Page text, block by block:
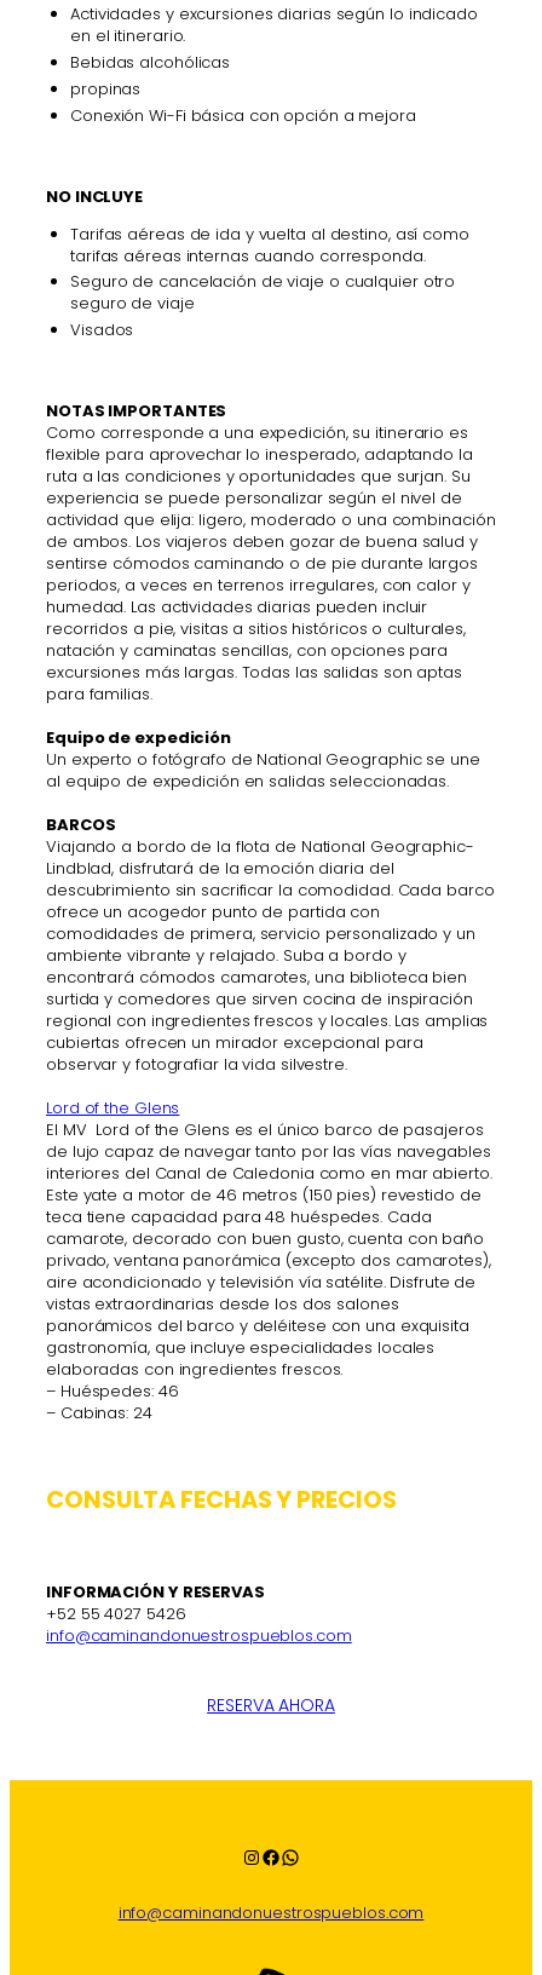
Actividades y excursiones diarias según lo indicado
en el itinerario.
Bebidas alcohólicas
propinas
Conexión Wi-Fi básica con opción a mejora
NO INCLUYE
Tarifas aéreas de ida y vuelta al destino, así como
tarifas aéreas internas cuando corresponda.
Seguro de cancelación de viaje o cualquier otro
seguro de viaje
Visados
NOTAS IMPORTANTES
Como corresponde a una expedición, su itinerario es
flexible para aprovechar lo inesperado, adaptando la
ruta a las condiciones y oportunidades que surjan. Su
experiencia se puede personalizar según el nivel de
actividad que elija: ligero, moderado o una combinación
de ambos. Los viajeros deben gozar de buena salud y
sentirse cómodos caminando o de pie durante largos
periodos, a veces en terrenos irregulares, con calor y
humedad. Las actividades diarias pueden incluir
recorridos a pie, visitas a sitios históricos o culturales,
natación y caminatas sencillas, con opciones para
excursiones más largas. Todas las salidas son aptas
para familias.
Equipo de expedición
Un experto o fotógrafo de National Geographic se une
al equipo de expedición en salidas seleccionadas.
BARCOS
Viajando a bordo de la flota de National Geographic-
Lindblad, disfrutará de la emoción diaria del
descubrimiento sin sacrificar la comodidad. Cada barco
ofrece un acogedor punto de partida con
comodidades de primera, servicio personalizado y un
ambiente vibrante y relajado. Suba a bordo y
encontrará cómodos camarotes, una biblioteca bien
surtida y comedores que sirven cocina de inspiración
regional con ingredientes frescos y locales. Las amplias
cubiertas ofrecen un mirador excepcional para
observar y fotografiar la vida silvestre.
Lord of the Glens
El MV Lord of the Glens es el único barco de pasajeros
de lujo capaz de navegar tanto por las vías navegables
interiores del Canal de Caledonia como en mar abierto.
Este yate a motor de 46 metros (150 pies) revestido de
teca tiene capacidad para 48 huéspedes. Cada
camarote, decorado con buen gusto, cuenta con baño
privado, ventana panorámica (excepto dos camarotes),
aire acondicionado y televisión vía satélite. Disfrute de
vistas extraordinarias desde los dos salones
panorámicos del barco y deléitese con una exquisita
gastronomía, que incluye especialidades locales
elaboradas con ingredientes frescos.
– Huéspedes: 46
– Cabinas: 24
CONSULTA FECHAS Y PRECIOS
INFORMACIÓN Y RESERVAS
+52 55 4027 5426
info@caminandonuestrospueblos.com
RESERVA AHORA
InstagramFacebook WhatsApp
info@caminandonuestrospueblos.com